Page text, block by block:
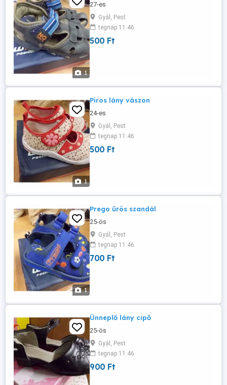
1
27-es
Gyál, Pest
tegnap 11:46
500 Ft
1
Piros lány vászon
24-es
Gyál, Pest
tegnap 11:46
500 Ft
1
Prego űrös szandál
25-ös
Gyál, Pest
tegnap 11:46
700 Ft
Ünneplő lány cipő
25-ös
Gyál, Pest
tegnap 11:46
900 Ft